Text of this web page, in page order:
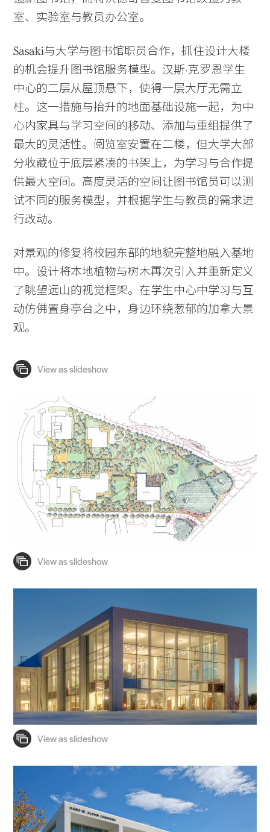
室、实验室与教员办公室。
Sasaki与大学与图书馆职员合作，抓住设计大楼
的机会提升图书馆服务模型。汉斯·克罗恩学生
中心的二层从屋顶悬下，使得一层大厅无需立
柱。这一措施与抬升的地面基础设施一起，为中
心内家具与学习空间的移动、添加与重组提供了
最大的灵活性。阅览室安置在二楼，但大学大部
分收藏位于底层紧凑的书架上，为学习与合作提
供最大空间。高度灵活的空间让图书馆员可以测
试不同的服务模型，并根据学生与教员的需求进
行改动。
对景观的修复将校园东部的地貌完整地融入基地
中。设计将本地植物与树木再次引入并重新定义
了眺望远山的视觉框架。在学生中心中学习与互
动仿佛置身亭台之中，身边环绕葱郁的加拿大景
观。
Practice
Projects
People
Voices
Search Sasaki